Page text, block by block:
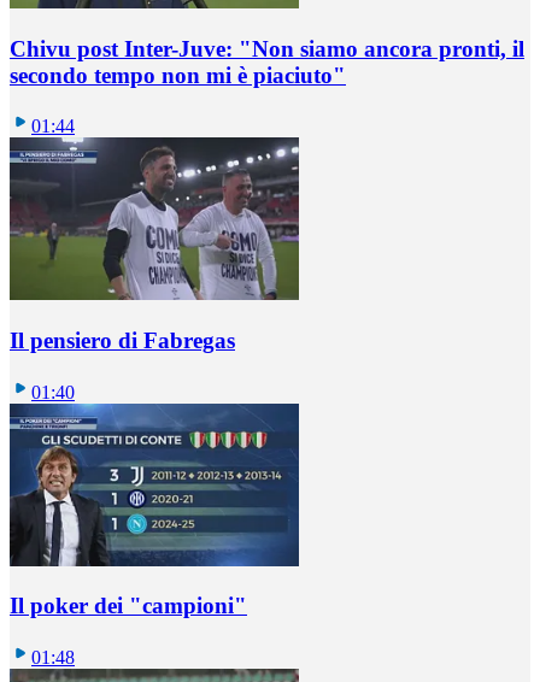
Chivu post Inter-Juve: "Non siamo ancora pronti, il
secondo tempo non mi è piaciuto"
01:44
Il pensiero di Fabregas
01:40
Il poker dei "campioni"
01:48